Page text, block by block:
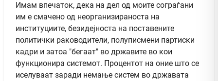
Имам впечаток, дека на дел од моите сограѓани
им е смачено од неорганизираноста на
институциите, безидејноста на поставените
политички раководители, полуписмени партиски
кадри и затоа "бегаат" во државите во кои
функционира системот. Процентот на оние што се
иселуваат заради немање систем во државата